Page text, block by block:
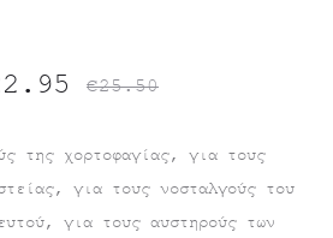
της χορτοφαγίας, για τους
για τους νοσταλγούς του
για τους αυστηρούς των
€25.50
price
was: